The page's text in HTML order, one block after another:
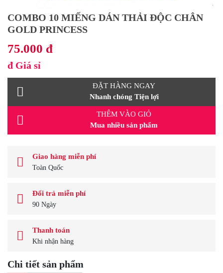
COMBO 10 MIẾNG DÁN THẢI ĐỘC CHÂN
GOLD PRINCESS
75.000 đ
đ Giá sỉ
ĐẶT HÀNG NGAY
Nhanh chóng Tiện lợi
THÊM VÀO GIỎ
Mua nhiều sản phẩm
Giao hàng miễn phí
Toàn Quốc
Đổi trả miễn phí
90 Ngày
Thanh toán
Khi nhận hàng
Chi tiết sản phẩm